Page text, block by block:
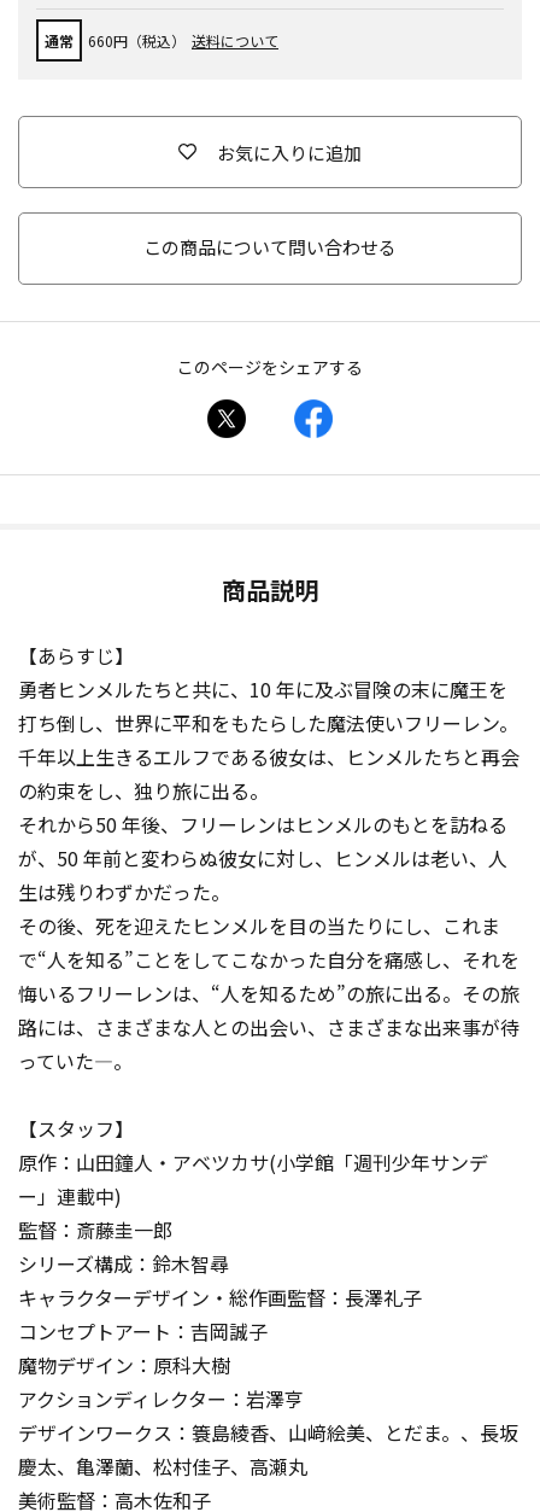
通常 660円（税込） 送料について
お気に入りに追加
この商品について問い合わせる
このページをシェアする
商品説明
【あらすじ】
勇者ヒンメルたちと共に、10 年に及ぶ冒険の末に魔王を
打ち倒し、世界に平和をもたらした魔法使いフリーレン。
千年以上生きるエルフである彼女は、ヒンメルたちと再会
の約束をし、独り旅に出る。
それから50 年後、フリーレンはヒンメルのもとを訪ねる
が、50 年前と変わらぬ彼女に対し、ヒンメルは老い、人
生は残りわずかだった。
その後、死を迎えたヒンメルを目の当たりにし、これま
で“人を知る”ことをしてこなかった自分を痛感し、それを
悔いるフリーレンは、“人を知るため”の旅に出る。その旅
路には、さまざまな人との出会い、さまざまな出来事が待
っていた―。
【スタッフ】
原作：山田鐘人・アベツカサ(小学館「週刊少年サンデ
ー」連載中)
監督：斎藤圭一郎
シリーズ構成：鈴木智尋
キャラクターデザイン・総作画監督：長澤礼子
コンセプトアート：吉岡誠子
魔物デザイン：原科大樹
アクションディレクター：岩澤亨
デザインワークス：簑島綾香、山﨑絵美、とだま。、長坂
慶太、亀澤蘭、松村佳子、高瀬丸
美術監督：高木佐和子